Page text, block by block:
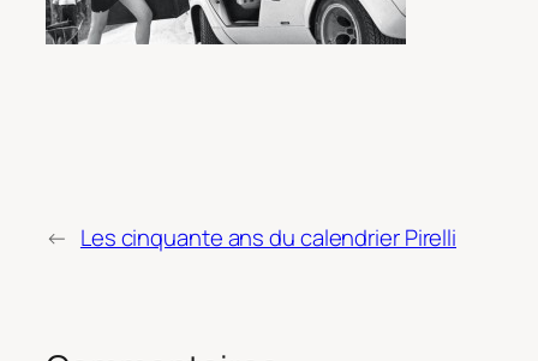
← Les cinquante ans du calendrier Pirelli